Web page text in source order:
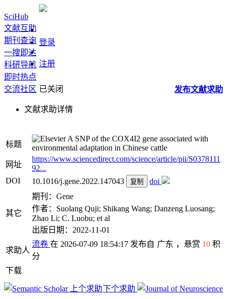
SciHub
文献互助
期刊查询
一搜即达
科研导航
即时热点
交流社区
登录
注册
发布文献求助
已关闭
文献求助详情
标题
A SNP of the COX4I2 gene associated with
environmental adaptation in Chinese cattle
网址
https://www.sciencedirect.com/science/article/pii/S0378111
92...
DOI
10.1016/j.gene.2022.147043 复制 doi
其它
期刊：Gene
作者：Suolang Quji; Shikang Wang; Danzeng Luosang;
Zhao Li; C. Luobu; et al
出版日期：2022-11-01
求助人
流卷 在 2026-07-09 18:54:17 发布自 广东 ，悬赏 10 积
分
下载
上个求助下个求助